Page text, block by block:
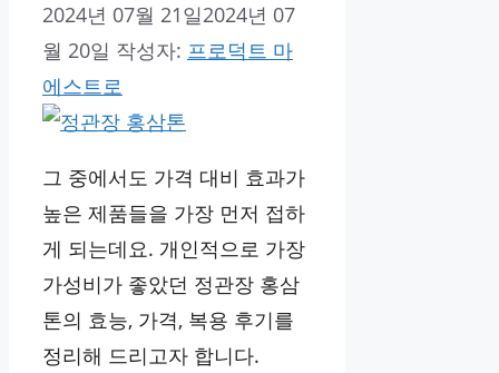
2024년 07월 21일2024년 07
월 20일 작성자: 프로덕트 마
에스트로
그 중에서도 가격 대비 효과가
높은 제품들을 가장 먼저 접하
게 되는데요. 개인적으로 가장
가성비가 좋았던 정관장 홍삼
톤의 효능, 가격, 복용 후기를
정리해 드리고자 합니다.